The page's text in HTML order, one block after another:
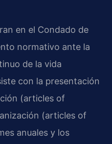
en el Condado de
normativo ante la
de la vida
con la presentación
(articles of
(articles of
anuales y los